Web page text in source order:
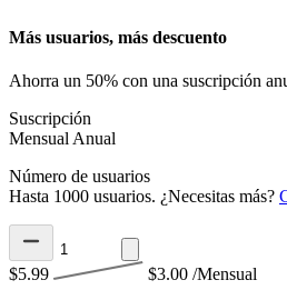
Más usuarios, más descuento
Ahorra un 50% con una suscripción
Suscripción
Mensual Anual
Número de usuarios
Hasta 1000 usuarios. ¿Necesitas más?
$5.99 $3.00 /Mensual